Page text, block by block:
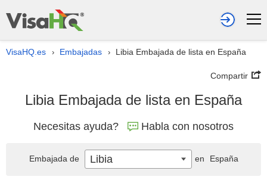
VisaHQ.es › Embajadas › Libia Embajada de lista en España
Compartir
Libia Embajada de lista en España
Necesitas ayuda? Habla con nosotros
Embajada de Libia en España